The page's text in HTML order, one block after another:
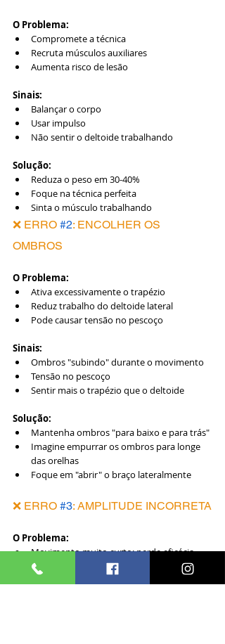
O Problema:
Compromete a técnica
Recruta músculos auxiliares
Aumenta risco de lesão
Sinais:
Balançar o corpo
Usar impulso
Não sentir o deltoide trabalhando
Solução:
Reduza o peso em 30-40%
Foque na técnica perfeita
Sinta o músculo trabalhando
❌ ERRO #2: ENCOLHER OS
OMBROS
O Problema:
Ativa excessivamente o trapézio
Reduz trabalho do deltoide lateral
Pode causar tensão no pescoço
Sinais:
Ombros "subindo" durante o movimento
Tensão no pescoço
Sentir mais o trapézio que o deltoide
Solução:
Mantenha ombros "para baixo e para trás"
Imagine empurrar os ombros para longe
das orelhas
Foque em "abrir" o braço lateralmente
❌ ERRO #3: AMPLITUDE INCORRETA
O Problema:
Movimento muito curto: perde eficácia
Movimento muito longo: sobrecarrega